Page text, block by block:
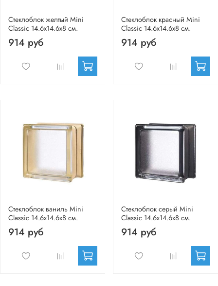
Стеклоблок желтый Mini
Classic 14.6x14.6x8 см.
914 руб
Стеклоблок красный Mini
Classic 14.6x14.6x8 см.
914 руб
Стеклоблок ваниль Mini
Classic 14.6x14.6x8 см.
914 руб
Стеклоблок серый Mini
Classic 14.6x14.6x8 см.
914 руб